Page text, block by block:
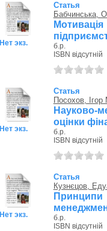
Нет экз.
Статья
Бабчинська,
б.р.
ISBN відсутній
Нет экз.
Статья
Посохов,
Науково-
оцінки
б.р.
ISBN відсутній
Нет экз.
Статья
Кузнєцов,
Принципи
б.р.
ISBN відсутній